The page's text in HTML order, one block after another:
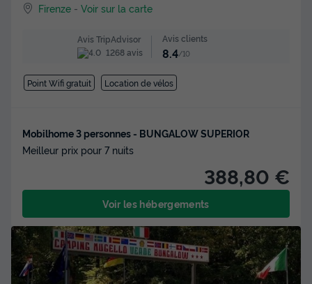
Firenze -Voir sur la carte
Avis TripAdvisor
1268 avis
Avis clients
8.4/10
Point Wifi gratuit Location de vélos
Mobilhome 3 personnes - BUNGALOW SUPERIOR
Meilleur prix pour 7 nuits
388,80 €
Voir les hébergements